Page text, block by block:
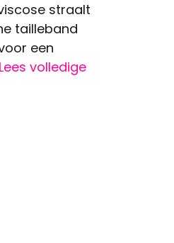
straalt
tailleband
een
Lees volledige